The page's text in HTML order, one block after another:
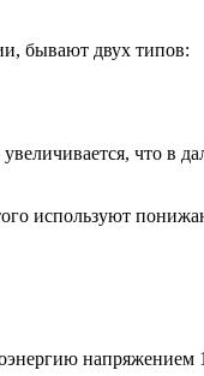
бывают двух типов:
что в
используют